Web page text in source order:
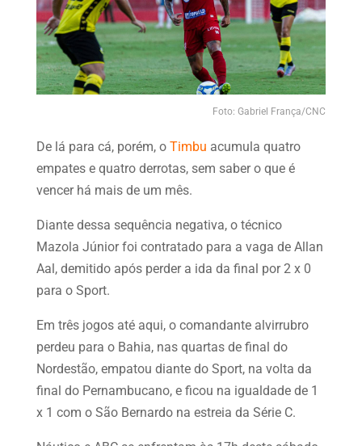
Foto: Gabriel França/CNC
De lá para cá, porém, o Timbu acumula quatro
empates e quatro derrotas, sem saber o que é
vencer há mais de um mês.
Diante dessa sequência negativa, o técnico
Mazola Júnior foi contratado para a vaga de Allan
Aal, demitido após perder a ida da final por 2 x 0
para o Sport.
Em três jogos até aqui, o comandante alvirrubro
perdeu para o Bahia, nas quartas de final do
Nordestão, empatou diante do Sport, na volta da
final do Pernambucano, e ficou na igualdade de 1
x 1 com o São Bernardo na estreia da Série C.